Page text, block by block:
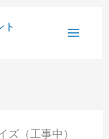
ト
ズ（工事中）